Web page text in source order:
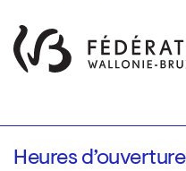
Heures d’ouverture